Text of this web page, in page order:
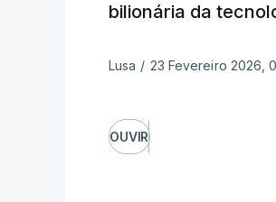
bilionária da
Lusa / 23 Fevereiro 2026,
OUVIR